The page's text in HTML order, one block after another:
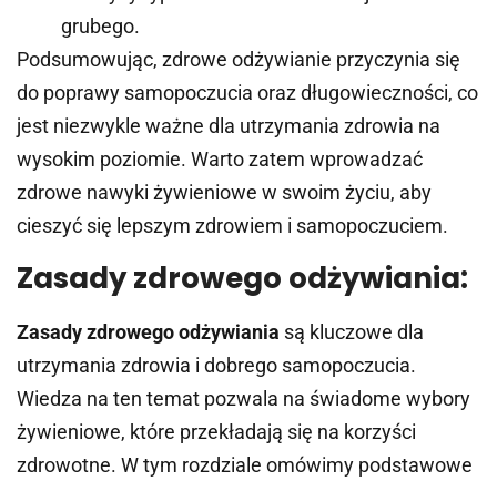
grubego.
Podsumowując, zdrowe odżywianie przyczynia się
do poprawy samopoczucia oraz długowieczności, co
jest niezwykle ważne dla utrzymania zdrowia na
wysokim poziomie. Warto zatem wprowadzać
zdrowe nawyki żywieniowe w swoim życiu, aby
cieszyć się lepszym zdrowiem i samopoczuciem.
Zasady zdrowego odżywiania:
Zasady zdrowego odżywiania są kluczowe dla
utrzymania zdrowia i dobrego samopoczucia.
Wiedza na ten temat pozwala na świadome wybory
żywieniowe, które przekładają się na korzyści
zdrowotne. W tym rozdziale omówimy podstawowe